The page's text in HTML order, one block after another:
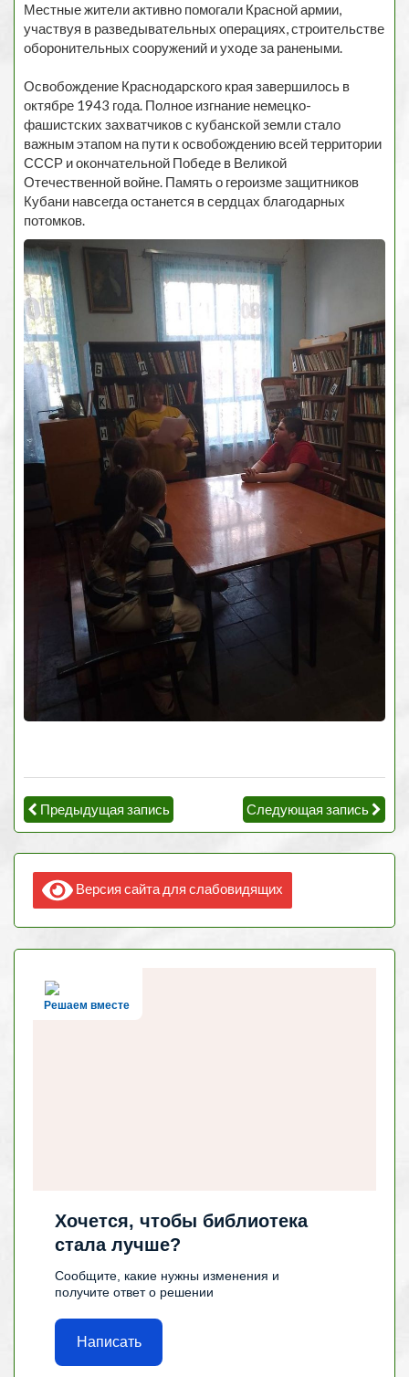
Местные жители активно помогали Красной армии,
участвуя в разведывательных операциях, строительстве
оборонительных сооружений и уходе за ранеными.
Освобождение Краснодарского края завершилось в
октябре 1943 года. Полное изгнание немецко-
фашистских захватчиков с кубанской земли стало
важным этапом на пути к освобождению всей территории
СССР и окончательной Победе в Великой
Отечественной войне. Память о героизме защитников
Кубани навсегда останется в сердцах благодарных
потомков.
Предыдущая запись Следующая запись
Версия сайта для слабовидящих
Решаем вместе
Хочется, чтобы библиотека
стала лучше?
Сообщите, какие нужны изменения и
получите ответ о решении
Написать